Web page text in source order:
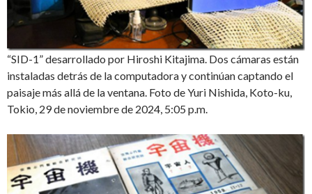
“SID-1” desarrollado por Hiroshi Kitajima. Dos cámaras están
instaladas detrás de la computadora y continúan captando el
paisaje más allá de la ventana. Foto de Yuri Nishida, Koto-ku,
Tokio, 29 de noviembre de 2024, 5:05 p.m.